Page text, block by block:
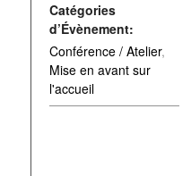
Catégories
d’Évènement:
Conférence / Atelier,
Mise en avant sur
l'accueil